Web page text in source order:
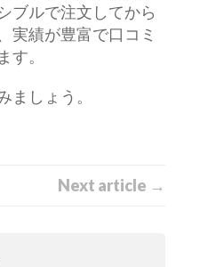
ブルで注文してから
実績が豊富で口コミ
。
ましょう。
Next article →